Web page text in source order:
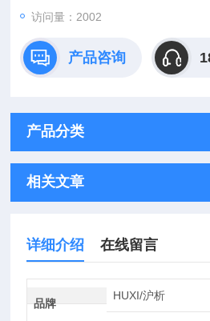
访问量：2002
产品咨询
产品分类
相关文章
详细介绍 在线留言
品牌
HUXI/沪析